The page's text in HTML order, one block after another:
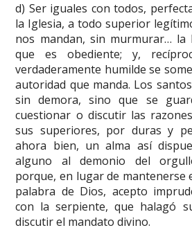
d) Ser iguales con todos,
la Iglesia, a todo superior
nos mandan, sin murmurar… la
que es obediente; y,
verdaderamente humilde se
autoridad que manda. Los
sin demora, sino que se
cuestionar o discutir las
sus superiores, por duras y
ahora bien, un alma así
alguno al demonio del
porque, en lugar de mantenerse
palabra de Dios, acepto
con la serpiente, que halagó
discutir el mandato divino.